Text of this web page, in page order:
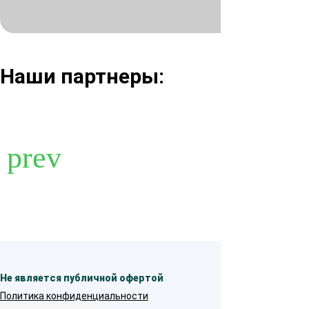
Наши партнеры:
Не является публичной офертой
Политика конфиденциальности